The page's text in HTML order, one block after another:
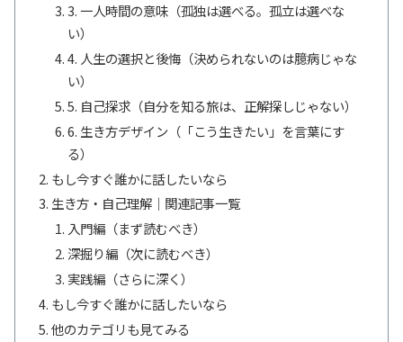
3. 一人時間の意味（孤独は選べる。孤立は選べな
い）
4. 人生の選択と後悔（決められないのは臆病じゃな
い）
5. 自己探求（自分を知る旅は、正解探しじゃない）
6. 生き方デザイン（「こう生きたい」を言葉にす
る）
もし今すぐ誰かに話したいなら
生き方・自己理解｜関連記事一覧
入門編（まず読むべき）
深掘り編（次に読むべき）
実践編（さらに深く）
もし今すぐ誰かに話したいなら
他のカテゴリも見てみる